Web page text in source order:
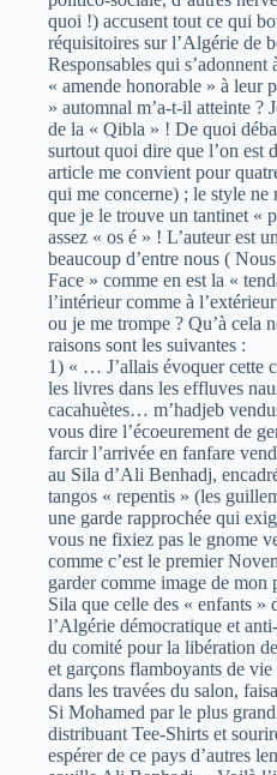
quoi !) accusent tout ce qui
réquisitoires sur l’Algérie de
Responsables qui s’adonnent
« amende honorable » à
» automnal m’a-t-il atteinte ?
de la « Qibla » ! De quoi
surtout quoi dire que l’on est
article me convient pour
qui me concerne) ; le style ne
que je le trouve un tantinet «
assez « os é » ! L’auteur est
beaucoup d’entre nous (
Face » comme en est la «
l’intérieur comme à
ou je me trompe ? Qu’à cela
raisons sont les suivantes :
1) « … J’allais évoquer cette
les livres dans les effluves
cacahuètes… m’hadjeb
vous dire l’écoeurement de
farcir l’arrivée en fanfare
au Sila d’Ali Benhadj,
tangos « repentis » (les
une garde rapprochée qui
vous ne fixiez pas le gnome
comme c’est le premier
garder comme image de mon
Sila que celle des « enfants »
l’Algérie démocratique et
du comité pour la libération
et garçons flamboyants de
dans les travées du salon,
Si Mohamed par le plus
distribuant Tee-Shirts et
espérer de ce pays d’autres